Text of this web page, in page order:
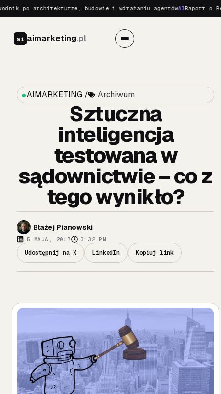
po architekturze, budowie i wdrażaniu agentówAIRaport o
ai aimarketing.pl
AIMARKETING / Archiwum
Sztuczna
inteligencja
testowana w
sądownictwie – co z
tego wynikło?
Błażej Pianowski
5 MAJA, 2017 3:32 PM
Udostępnij na X LinkedIn Kopiuj link